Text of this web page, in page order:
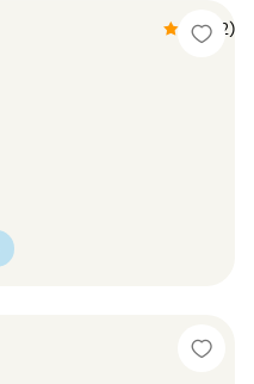
4.5 (2)